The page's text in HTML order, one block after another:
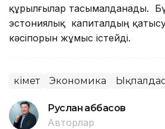
құрылғылар тасымалданады.
эстониялық капиталдың
кәсіпорын жұмыс істейді.
Үкімет Экономика
Руслан Ғаббасов
Авторлар